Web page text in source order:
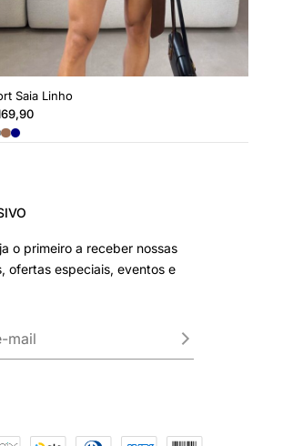
Saia Linho
o primeiro a receber nossas
ofertas especiais, eventos e